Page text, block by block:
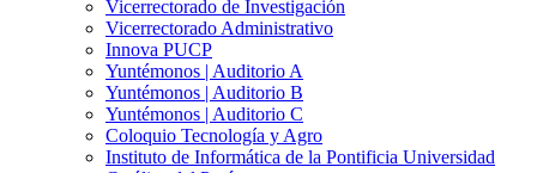
Vicerrectorado de Investigación
Vicerrectorado Administrativo
Innova PUCP
Yuntémonos | Auditorio A
Yuntémonos | Auditorio B
Yuntémonos | Auditorio C
Coloquio Tecnología y Agro
Instituto de Informática de la Pontificia Universidad